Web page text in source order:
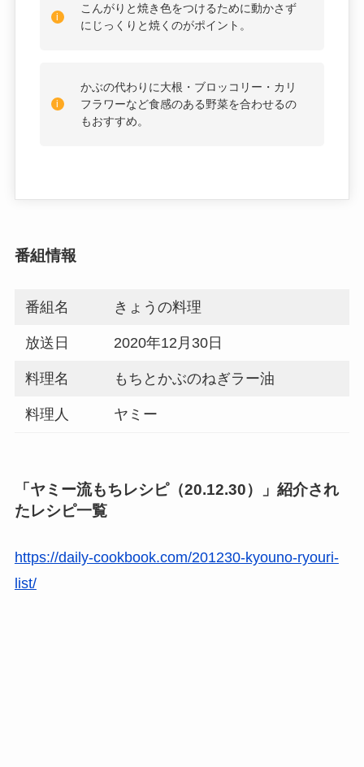
こんがりと焼き色をつけるために動かさず
にじっくりと焼くのがポイント。
かぶの代わりに大根・ブロッコリー・カリ
フラワーなど食感のある野菜を合わせるの
もおすすめ。
番組情報
番組名 きょうの料理
放送日 2020年12月30日
料理名 もちとかぶのねぎラー油
料理人 ヤミー
「ヤミー流もちレシピ（20.12.30）」紹介され
たレシピ一覧
https://daily-cookbook.com/201230-kyouno-ryouri-
list/